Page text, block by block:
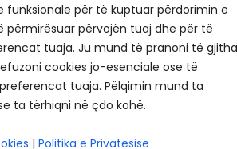
funksionale për të kuptuar përdorimin e
përmirësuar përvojën tuaj dhe për të
tuaja. Ju mund të pranoni të gjitha
cookies jo-esenciale ose të
tuaja. Pëlqimin mund ta
ta tërhiqni në çdo kohë.
| Politika e Privatesise